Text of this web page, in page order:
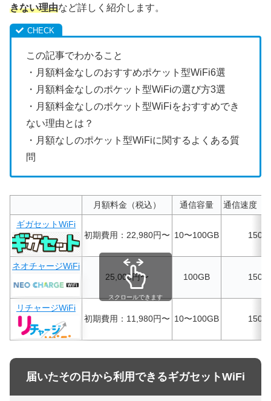
きない理由など詳しく紹介します。
この記事でわかること
・月額料金なしのおすすめポケット型WiFi6選
・月額料金なしのポケット型WiFiの選び方3選
・月額料金なしのポケット型WiFiをおすすめでき
ない理由とは？
・月額なしのポケット型WiFiに関するよくある質
問
月額料金（税込） 通信容量
通信速度（
ギガセットWiFi
初期費用：22,980円〜 10〜100GB
ネオチャージWiFi
25,000円〜
100GB
リチャージWiFi
初期費用：11,980円〜 10〜100GB
スクロールできます
届いたその日から利用できるギガセットWiFi